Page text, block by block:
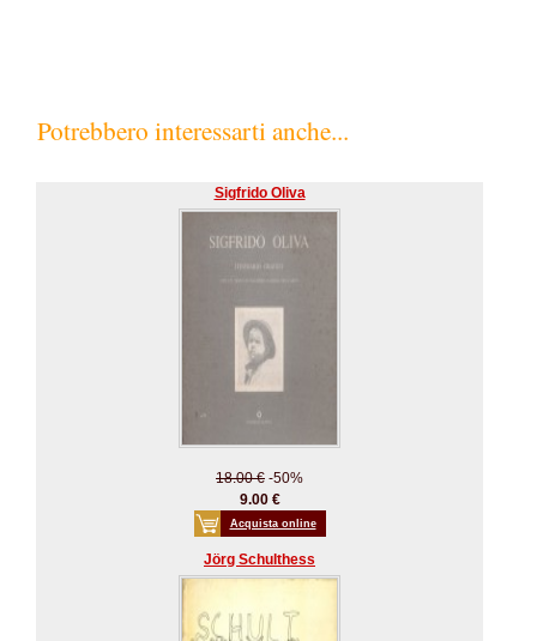
Potrebbero interessarti anche...
Sigfrido Oliva
18.00 € -50%
9.00 €
Acquista online
Jörg Schulthess